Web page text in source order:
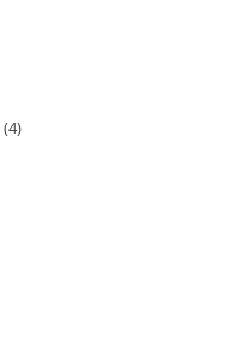
(4)